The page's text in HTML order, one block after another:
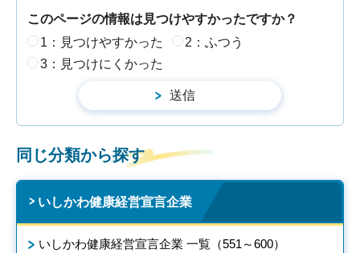
このページの情報は見つけやすかったですか？
1：見つけやすかった
2：ふつう
3：見つけにくかった
同じ分類から探す
いしかわ健康経営宣言企業
いしかわ健康経営宣言企業 一覧（551～600）